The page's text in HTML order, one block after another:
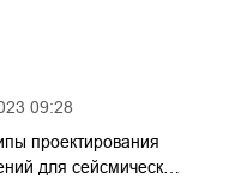
09:28
проектирования
для сейсмическ…